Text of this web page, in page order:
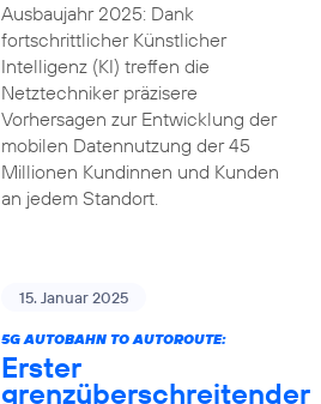
Ausbaujahr 2025: Dank
fortschrittlicher Künstlicher
Intelligenz (KI) treffen die
Netztechniker präzisere
Vorhersagen zur Entwicklung der
mobilen Datennutzung der 45
Millionen Kundinnen und Kunden
an jedem Standort.
15. Januar 2025
5G AUTOBAHN TO AUTOROUTE:
Erster
grenzüberschreitender